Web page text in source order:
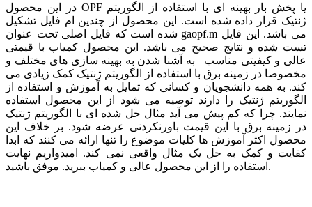
در این محصول OPF یا پخش بار بهینه ای با استفاده از الگوریتم
ژنتیک قرار داده شده است. این محصول از چندین ام فایل تشکیل
شده است که فایل اصلی تحت عنوان gaopf.m می باشد. این فایل
تست شده و نتایج صحیح می باشد. این محصول کمیاب با قیمتی
عالی و کیفیتی مناسب به آشنا شدن به بهینه سازی های مختلف و
مخصوصا در زمینه برق با استفاده از الگوریتم ژنتیک کمک زیادی می
کند. به همه دانشجویان و کسانی که تمایل به آموزش و استفاده از
الگوریتم ژنتیک را دارند توصیه می شود از این محصول استفاده
نمایند. چرا که کم پیش می آید مثال حل شده ای با الگوریتم ژنتیک
در زمینه برق با این قیمت باورنکردنی عرضه شود. بر خلاف این
محصول اکثر آموزش ها کلیات موضوع را تنها ارائه می کنند که ابدا
کفایت و کمک به حل یک مثال واقعی نمی کند. امیدواریم نهایت
استفاده را از این محصول عالی و کمیاب ببرید. موفق باشید.